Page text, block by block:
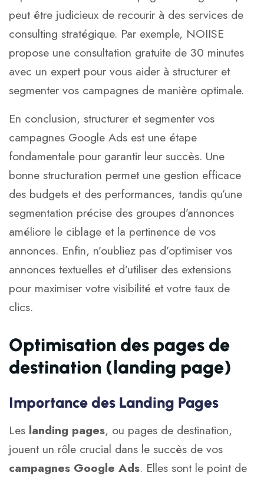
peut être judicieux de recourir à des services de
consulting stratégique. Par exemple, NOIISE
propose une consultation gratuite de 30 minutes
avec un expert pour vous aider à structurer et
segmenter vos campagnes de manière optimale.
En conclusion, structurer et segmenter vos
campagnes Google Ads est une étape
fondamentale pour garantir leur succès. Une
bonne structuration permet une gestion efficace
des budgets et des performances, tandis qu’une
segmentation précise des groupes d’annonces
améliore le ciblage et la pertinence de vos
annonces. Enfin, n’oubliez pas d’optimiser vos
annonces textuelles et d’utiliser des extensions
pour maximiser votre visibilité et votre taux de
clics.
Optimisation des pages de
destination (landing page)
Importance des Landing Pages
Les landing pages, ou pages de destination,
jouent un rôle crucial dans le succès de vos
campagnes Google Ads. Elles sont le point de